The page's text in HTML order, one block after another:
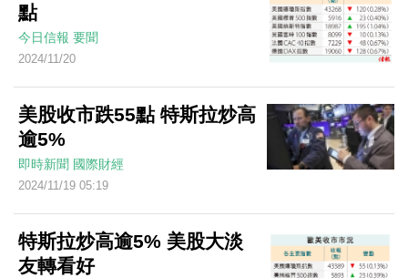
點
今日信報 要聞
2024/11/20
美股收市跌55點 特斯拉炒高
逾5%
即時新聞 國際財經
2024/11/19 05:19
特斯拉炒高逾5% 美股大淡
友轉看好